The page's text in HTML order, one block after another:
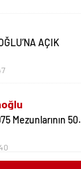
AÇIK
Mezunlarının 50.